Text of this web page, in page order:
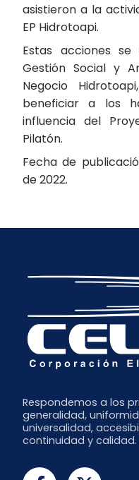
asistieron a la
EP Hidrotoapi.
Estas acciones
Gestión Social y
Negocio
beneficiar a los
influencia del
Pilatón.
Fecha de
de 2022.
Respondemos a los
generalidad,
universalidad,
continuidad y calidad.